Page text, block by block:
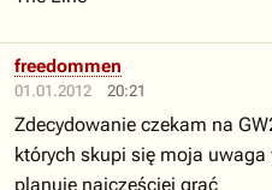
01.01.2012 20:21
freedommen
Zdecydowanie czekam na
których skupi się moja
planuje najczęściej grać